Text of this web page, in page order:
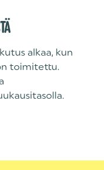
alkaa, kun
toimitettu.